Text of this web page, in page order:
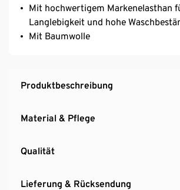
Mit hochwertigem Markenelasthan
Langlebigkeit und hohe
Mit Baumwolle
Produktbeschreibung
Material & Pflege
Qualität
Lieferung & Rücksendung